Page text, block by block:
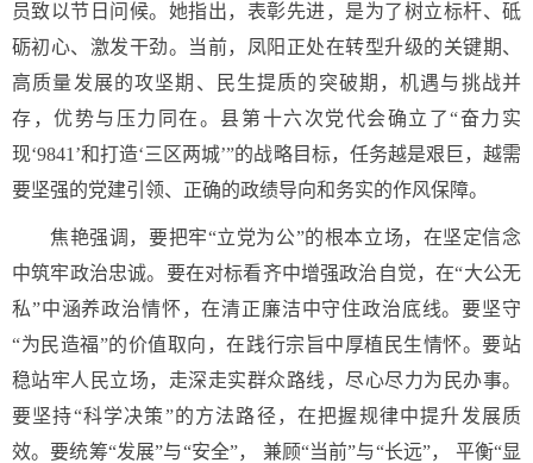
员致以节日问候。她指出，表彰先进，是为了树立标杆、砥
砺初心、激发干劲。当前，凤阳正处在转型升级的关键期、
高质量发展的攻坚期、民生提质的突破期，机遇与挑战并
存，优势与压力同在。县第十六次党代会确立了“奋力实
现‘9841’和打造‘三区两城’”的战略目标，任务越是艰巨，越需
要坚强的党建引领、正确的政绩导向和务实的作风保障。
焦艳强调，要把牢“立党为公”的根本立场，在坚定信念
中筑牢政治忠诚。要在对标看齐中增强政治自觉，在“大公无
私”中涵养政治情怀，在清正廉洁中守住政治底线。要坚守
“为民造福”的价值取向，在践行宗旨中厚植民生情怀。要站
稳站牢人民立场，走深走实群众路线，尽心尽力为民办事。
要坚持“科学决策”的方法路径，在把握规律中提升发展质
效。要统筹“发展”与“安全”， 兼顾“当前”与“长远”， 平衡“显